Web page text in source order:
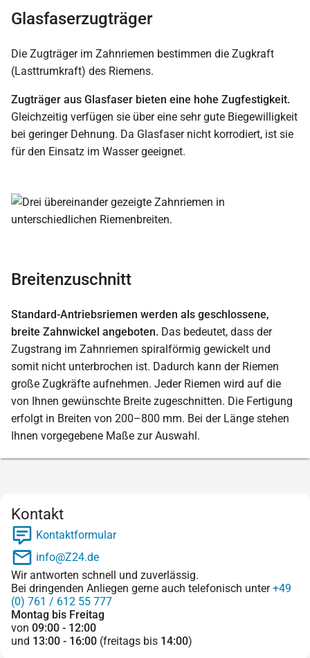
Glasfaserzugträger
Die Zugträger im Zahnriemen bestimmen die Zugkraft
(Lasttrumkraft) des Riemens.
Zugträger aus Glasfaser bieten eine hohe Zugfestigkeit.
Gleichzeitig verfügen sie über eine sehr gute Biegewilligkeit
bei geringer Dehnung. Da Glasfaser nicht korrodiert, ist sie
für den Einsatz im Wasser geeignet.
Breitenzuschnitt
Standard-Antriebsriemen werden als geschlossene,
breite Zahnwickel angeboten. Das bedeutet, dass der
Zugstrang im Zahnriemen spiralförmig gewickelt und
somit nicht unterbrochen ist. Dadurch kann der Riemen
große Zugkräfte aufnehmen. Jeder Riemen wird auf die
von Ihnen gewünschte Breite zugeschnitten. Die Fertigung
erfolgt in Breiten von 200–800 mm. Bei der Länge stehen
Ihnen vorgegebene Maße zur Auswahl.
Kontakt
Kontaktformular
info@Z24.de
Wir antworten schnell und zuverlässig.
Bei dringenden Anliegen gerne auch telefonisch unter+49
(0) 761 / 612 55 777
Montag bis Freitag
von 09:00 - 12:00
und 13:00 - 16:00 (freitags bis 14:00)